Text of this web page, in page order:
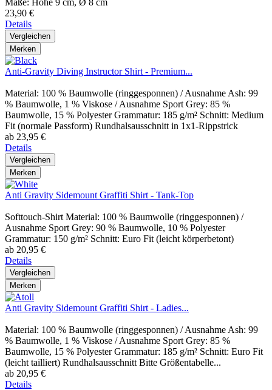
23,90 €
Details
Vergleichen
Merken
Anti-Gravity Diving Instructor Shirt - Premium...
Material: 100 % Baumwolle (ringgesponnen) / Ausnahme Ash: 99
% Baumwolle, 1 % Viskose / Ausnahme Sport Grey: 85 %
Baumwolle, 15 % Polyester Grammatur: 185 g/m² Schnitt: Medium
Fit (normale Passform) Rundhalsausschnitt in 1x1-Rippstrick
ab 23,95 €
Details
Vergleichen
Merken
Anti Gravity Sidemount Graffiti Shirt - Tank-Top
Softtouch-Shirt Material: 100 % Baumwolle (ringgesponnen) /
Ausnahme Sport Grey: 90 % Baumwolle, 10 % Polyester
Grammatur: 150 g/m² Schnitt: Euro Fit (leicht körperbetont)
ab 20,95 €
Details
Vergleichen
Merken
Anti Gravity Sidemount Graffiti Shirt - Ladies...
Material: 100 % Baumwolle (ringgesponnen) / Ausnahme Ash: 99
% Baumwolle, 1 % Viskose / Ausnahme Sport Grey: 85 %
Baumwolle, 15 % Polyester Grammatur: 185 g/m² Schnitt: Euro Fit
(leicht tailliert) Rundhalsausschnitt Bitte Größentabelle...
ab 20,95 €
Details